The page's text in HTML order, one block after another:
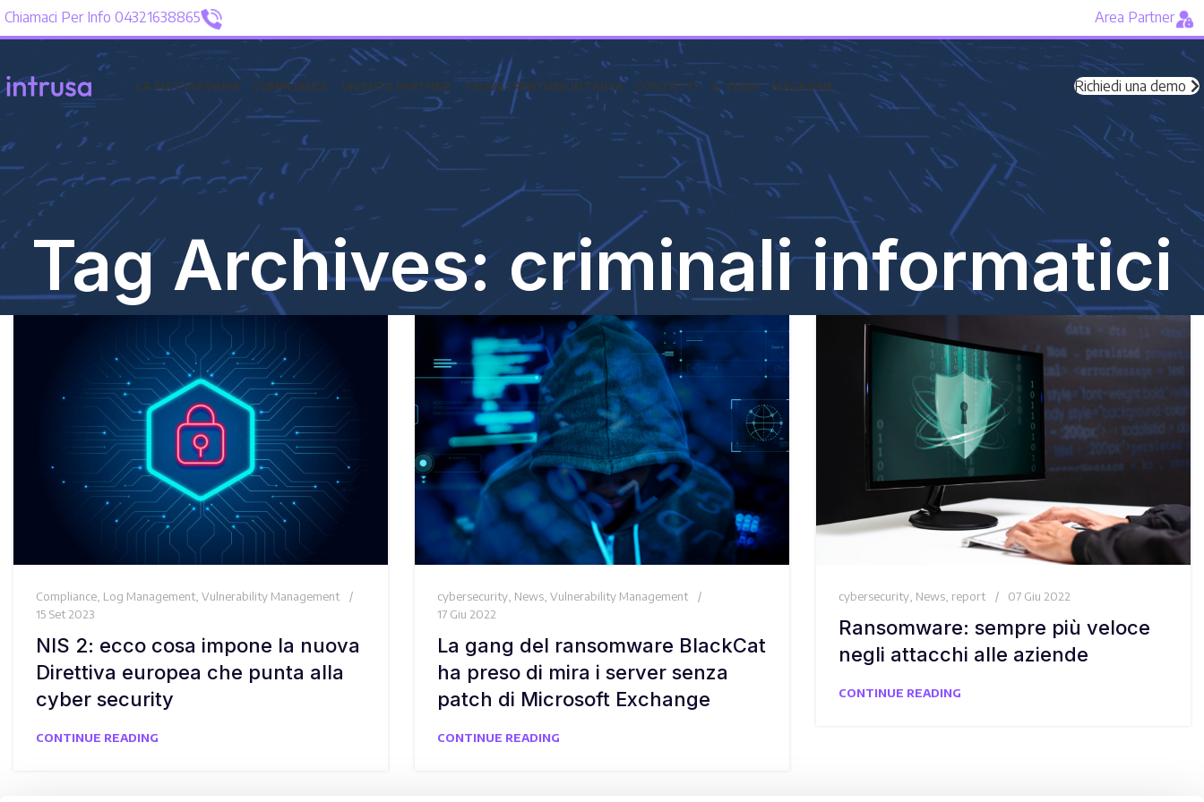
Chiamaci Per Info 04321638865 Area Partner
LA PIATTAFORMA COMPLIANCE DIVENTA PARTNER TROVA I PARTNER INTRUSA CONTATTI IL TEAM MAGAZINE Richiedi una demo
Tag Archives: criminali informatici
Compliance Log Management Vulnerability Management
15 Set 2023
NIS 2: ecco cosa impone la nuova
Direttiva europea che punta alla
cyber security
CONTINUE READING
cybersecurity News Vulnerability Management
17 Giu 2022
La gang del ransomware BlackCat
ha preso di mira i server senza
patch di Microsoft Exchange
CONTINUE READING
cybersecurity News report 07 Giu 2022
Ransomware: sempre più veloce
negli attacchi alle aziende
CONTINUE READING